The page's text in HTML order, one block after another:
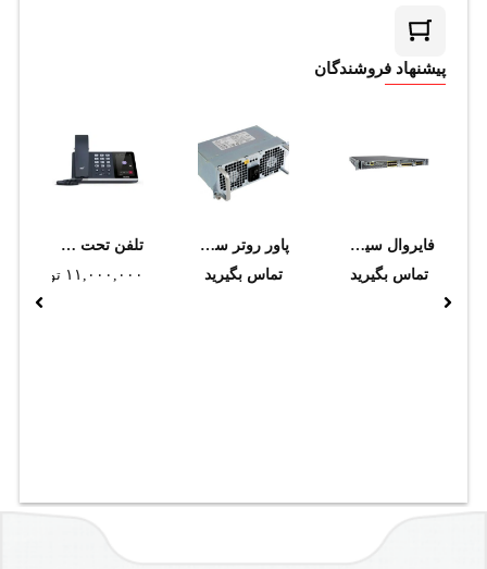
پیشنهاد فروشندگان
فايروال سيسکو مدل FPR4120-NGFW
تماس بگیرید
پاور روتر سيسکو مدل ASR1002-PWR-AC
تماس بگیرید
تلفن تحت شبکه یالینک SIP-T55A (استوک)
۱۱,۰۰۰,۰۰۰ تومان